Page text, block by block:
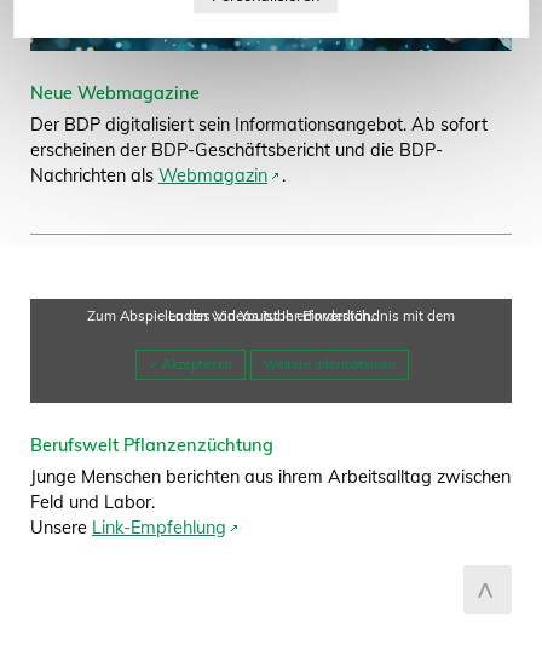
Neue Webmagazine
Der BDP digitalisiert sein Informationsangebot. Ab sofort
erscheinen der BDP-Geschäftsbericht und die BDP-
Nachrichten als Webmagazin .
Zum Abspielen des Videos ist Ihr Einverständnis mit dem Laden von Youtube erforderlich.
Weitere Informationen
Berufswelt Pflanzenzüchtung
Junge Menschen berichten aus ihrem Arbeitsalltag zwischen
Feld und Labor.
Unsere Link-Empfehlung zum Seitenanfang